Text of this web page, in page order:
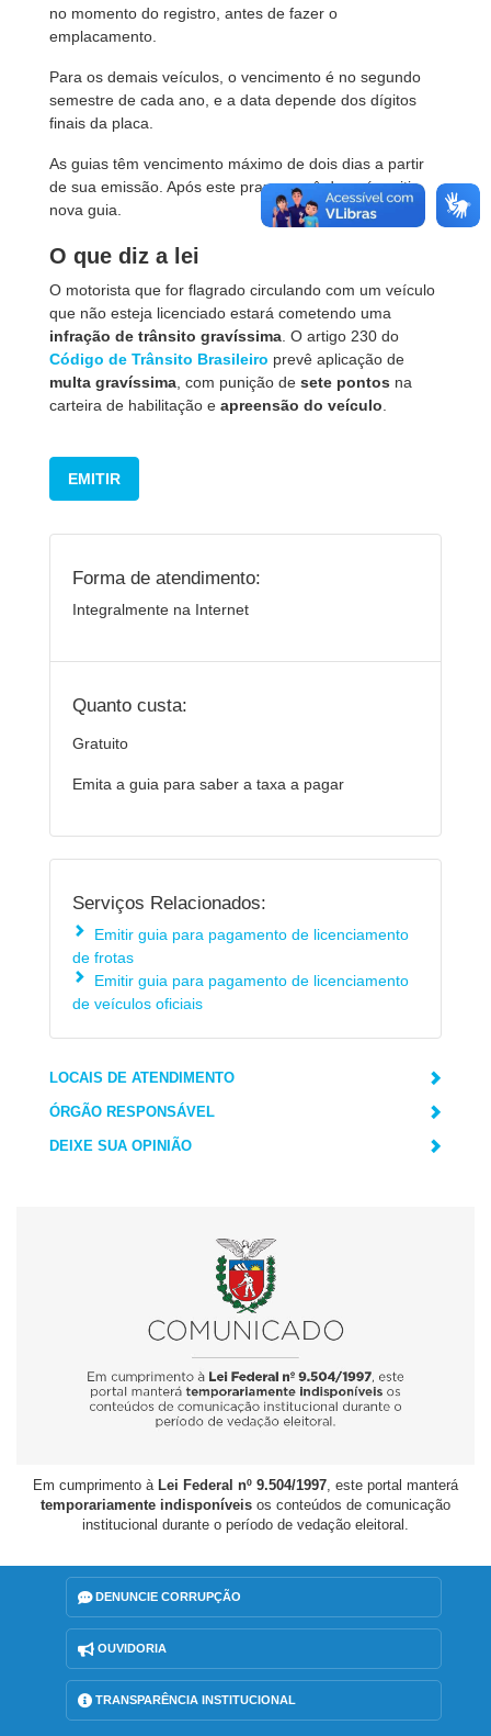
no momento do registro, antes de fazer o
emplacamento.
Para os demais veículos, o vencimento é no segundo
semestre de cada ano, e a data depende dos dígitos
finais da placa.
As guias têm vencimento máximo de dois dias a partir
de sua emissão. Após este prazo, você deverá emitir
nova guia.
O que diz a lei
O motorista que for flagrado circulando com um veículo
que não esteja licenciado estará cometendo uma
infração de trânsito gravíssima . O artigo 230 do
Código de Trânsito Brasileiro prevê aplicação de
multa gravíssima , com punição de sete pontos na
carteira de habilitação e apreensão do veículo
EMITIR
Forma de atendimento:
Integralmente na Internet
Quanto custa:
Gratuito
Emita a guia para saber a taxa a pagar
Serviços Relacionados:
Emitir guia para pagamento de licenciamento
de frotas
Emitir guia para pagamento de licenciamento
de veículos oficiais
LOCAIS DE ATENDIMENTO
ÓRGÃO RESPONSÁVEL
DEIXE SUA OPINIÃO
Em cumprimento à Lei Federal nº 9.504/1997, este portal manterá
temporariamente indisponíveis os conteúdos de comunicação
institucional durante o período de vedação eleitoral.
DENUNCIE CORRUPÇÃO
OUVIDORIA
TRANSPARÊNCIA INSTITUCIONAL